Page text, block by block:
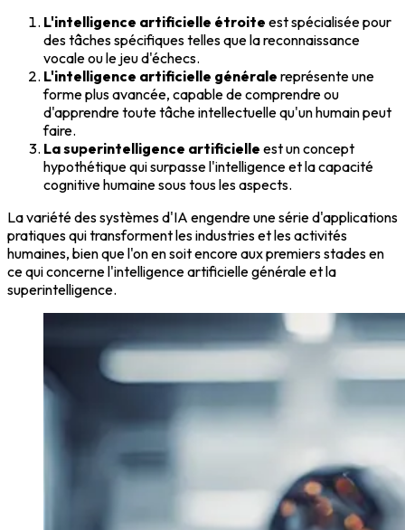
L'intelligence artificielle étroite est spécialisée pour
des tâches spécifiques telles que la reconnaissance
vocale ou le jeu d'échecs.
L'intelligence artificielle générale représente une
forme plus avancée, capable de comprendre ou
d'apprendre toute tâche intellectuelle qu'un humain peut
faire.
La superintelligence artificielle est un concept
hypothétique qui surpasse l'intelligence et la capacité
cognitive humaine sous tous les aspects.
La variété des systèmes d'IA engendre une série d'applications
pratiques qui transforment les industries et les activités
humaines, bien que l'on en soit encore aux premiers stades en
ce qui concerne l'intelligence artificielle générale et la
superintelligence.